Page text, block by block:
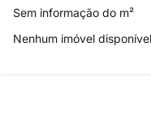
Sem informação do m²
Nenhum imóvel disponível